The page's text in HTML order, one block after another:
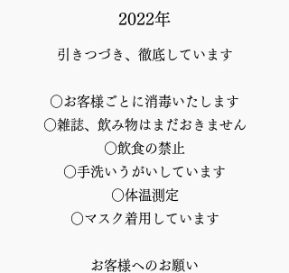
2022年
引きつづき、徹底しています
○お客様ごとに消毒いたします
○雑誌、飲み物はまだおきません
○飲食の禁止
○手洗いうがいしています
○体温測定
○マスク着用しています
お客様へのお願い